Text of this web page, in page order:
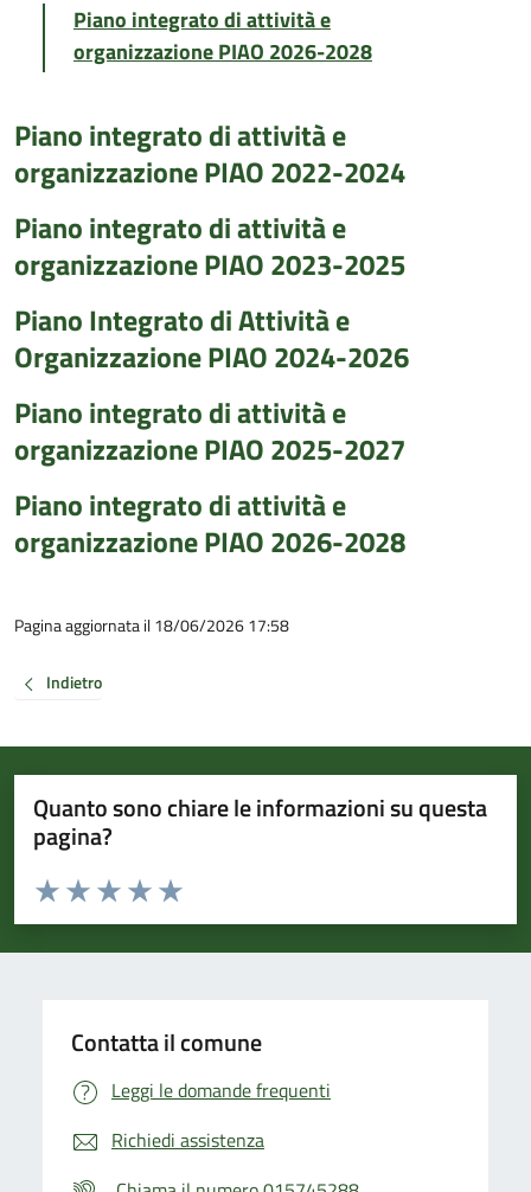
Piano integrato di attività e
organizzazione PIAO 2026-2028
Piano integrato di attività e
organizzazione PIAO 2022-2024
Piano integrato di attività e
organizzazione PIAO 2023-2025
Piano Integrato di Attività e
Organizzazione PIAO 2024-2026
Piano integrato di attività e
organizzazione PIAO 2025-2027
Piano integrato di attività e
organizzazione PIAO 2026-2028
Pagina aggiornata il 18/06/2026 17:58
Indietro
Quanto sono chiare le informazioni su questa
pagina?
Valuta da 1 a 5 stelle la pagina
Valuta 5 stelle su 5
Valuta 4 stelle su 5
Valuta 3 stelle su 5
Valuta 2 stelle su 5
Valuta 1 stelle su 5
Contatta il comune
Leggi le domande frequenti
Richiedi assistenza